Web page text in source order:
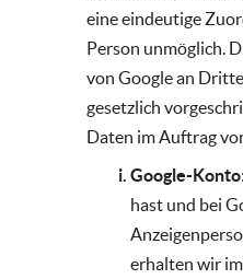
eine eindeutige
Person unmöglich.
von Google an
gesetzlich
Daten im Auftrag
Google-
hast und bei
erhalten wir